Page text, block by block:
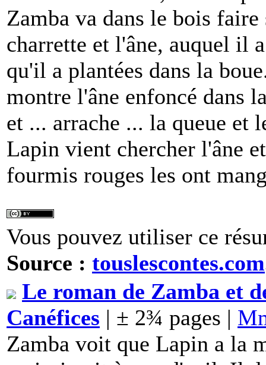
Zamba va dans le bois
charrette et l'âne, auquel il
qu'il a plantées dans la
montre l'âne enfoncé dans
et ... arrache ... la queue et
Lapin vient chercher l'âne
fourmis rouges les ont
Vous pouvez utiliser ce
Source : touslescontes.com
Le roman de Zamba et
Canéfices | ± 2¾ pages |
Zamba voit que Lapin a la